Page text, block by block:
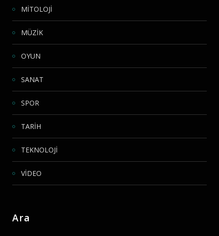
MİTOLOJİ
MÜZİK
OYUN
SANAT
SPOR
TARİH
TEKNOLOJİ
VİDEO
Ara